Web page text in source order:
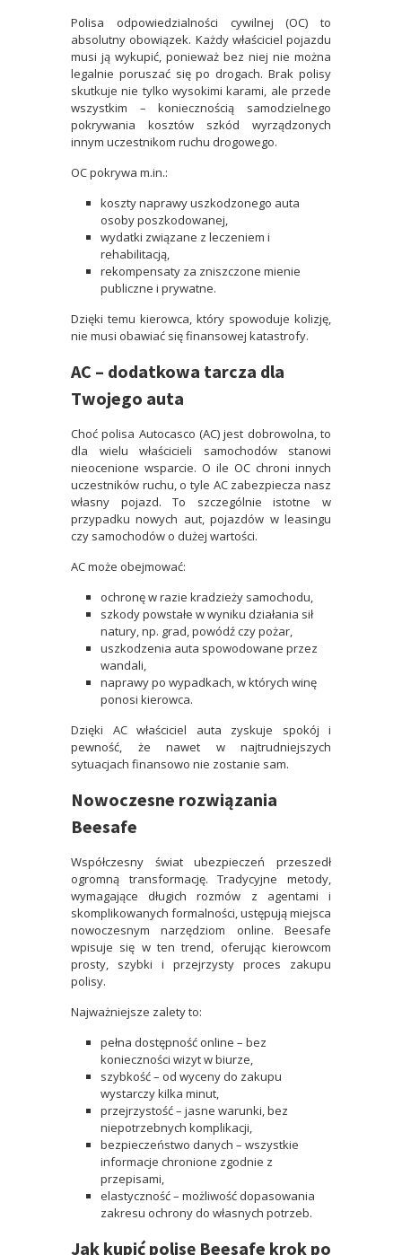
Polisa odpowiedzialności cywilnej (OC) to
absolutny obowiązek. Każdy właściciel pojazdu
musi ją wykupić, ponieważ bez niej nie można
legalnie poruszać się po drogach. Brak polisy
skutkuje nie tylko wysokimi karami, ale przede
wszystkim – koniecznością samodzielnego
pokrywania kosztów szkód wyrządzonych
innym uczestnikom ruchu drogowego.
OC pokrywa m.in.:
koszty naprawy uszkodzonego auta
osoby poszkodowanej,
wydatki związane z leczeniem i
rehabilitacją,
rekompensaty za zniszczone mienie
publiczne i prywatne.
Dzięki temu kierowca, który spowoduje kolizję,
nie musi obawiać się finansowej katastrofy.
AC – dodatkowa tarcza dla
Twojego auta
Choć polisa Autocasco (AC) jest dobrowolna, to
dla wielu właścicieli samochodów stanowi
nieocenione wsparcie. O ile OC chroni innych
uczestników ruchu, o tyle AC zabezpiecza nasz
własny pojazd. To szczególnie istotne w
przypadku nowych aut, pojazdów w leasingu
czy samochodów o dużej wartości.
AC może obejmować:
ochronę w razie kradzieży samochodu,
szkody powstałe w wyniku działania sił
natury, np. grad, powódź czy pożar,
uszkodzenia auta spowodowane przez
wandali,
naprawy po wypadkach, w których winę
ponosi kierowca.
Dzięki AC właściciel auta zyskuje spokój i
pewność, że nawet w najtrudniejszych
sytuacjach finansowo nie zostanie sam.
Nowoczesne rozwiązania
Beesafe
Współczesny świat ubezpieczeń przeszedł
ogromną transformację. Tradycyjne metody,
wymagające długich rozmów z agentami i
skomplikowanych formalności, ustępują miejsca
nowoczesnym narzędziom online. Beesafe
wpisuje się w ten trend, oferując kierowcom
prosty, szybki i przejrzysty proces zakupu
polisy.
Najważniejsze zalety to:
pełna dostępność online – bez
konieczności wizyt w biurze,
szybkość – od wyceny do zakupu
wystarczy kilka minut,
przejrzystość – jasne warunki, bez
niepotrzebnych komplikacji,
bezpieczeństwo danych – wszystkie
informacje chronione zgodnie z
przepisami,
elastyczność – możliwość dopasowania
zakresu ochrony do własnych potrzeb.
Jak kupić polisę Beesafe krok po